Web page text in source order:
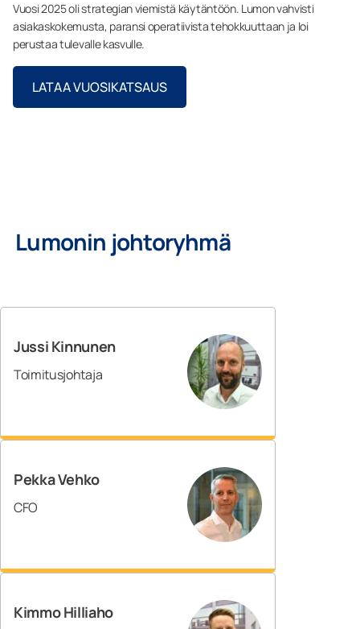
Vuosi 2025 oli strategian viemistä käytäntöön. Lumon vahvisti
asiakaskokemusta, paransi operatiivista tehokkuuttaan ja loi
perustaa tulevalle kasvulle.
LATAA VUOSIKATSAUS
Lumonin johtoryhmä
Jussi Kinnunen
Toimitusjohtaja
Pekka Vehko
CFO
Kimmo Hilliaho